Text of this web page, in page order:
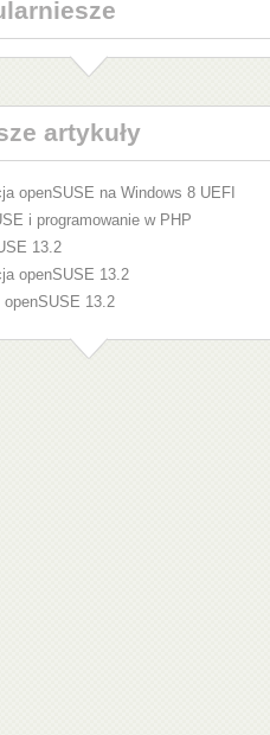
artykuły
openSUSE na Windows 8 UEFI
i programowanie w PHP
13.2
openSUSE 13.2
openSUSE 13.2